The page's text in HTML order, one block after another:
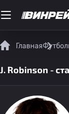
Главная
J. Robinson -